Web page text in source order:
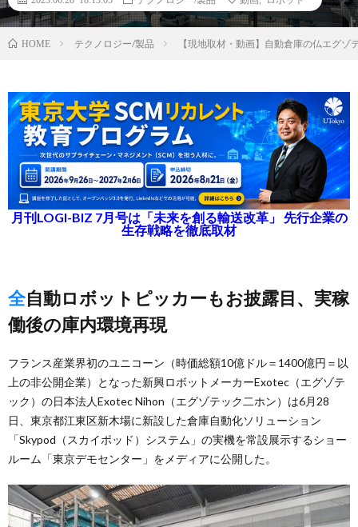
HOME テクノロジー/製品 【現地取材・動画】自動倉庫の仏エグ
月刊LOGI-BIZ 7月号は「未来を創る輸送改革」 先行企業の
生存戦略を徹底取材
全自動ロボットピッカーもお披露目、実稼
働後の庫内環境再現
フランス産業界初のユニコーン（時価総額10億ドル＝1400億円＝以
上の非公開企業）となった新興ロボットメーカーExotec（エグゾテ
ック）の日本法人Exotec Nihon（エグゾテック二ホン）は6月28
日、東京都江東区新木場に新設した倉庫自動化ソリューション
「Skypod（スカイポッド）システム」の実機を常設展示するショー
ルーム「東京デモセンター」をメディアに公開した。